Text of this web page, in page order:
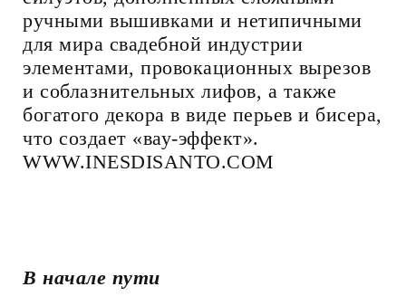
ручными вышивками и нетипичными
для мира свадебной индустрии
элементами, провокационных вырезов
и соблазнительных лифов, а также
богатого декора в виде перьев и бисера,
что создает «вау-эффект».
WWW.INESDISANTO.COM
В начале пути